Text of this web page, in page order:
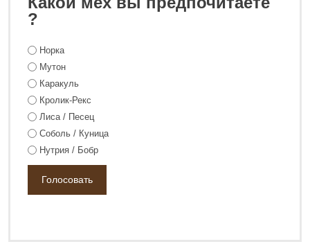
32 800 ₽
?
Норка
Мутон
Каракуль
Кролик-Рекс
Лиса / Песец
Соболь / Куница
Нутрия / Бобр